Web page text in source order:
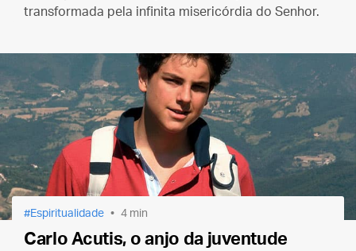
transformada pela infinita misericórdia do Senhor.
Espiritualidade 4 min
Carlo Acutis, o anjo da juventude